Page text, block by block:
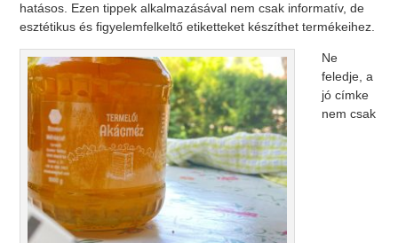
hatásos. Ezen tippek alkalmazásával nem csak informatív, de
esztétikus és figyelemfelkeltő etiketteket készíthet termékeihez.
Ne
feledje, a
jó címke
nem csak